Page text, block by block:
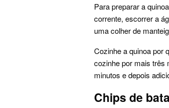
Para preparar a
corrente, escorrer a
uma colher de
Cozinhe a quinoa por
cozinhe por mais três
minutos e depois
Chips de